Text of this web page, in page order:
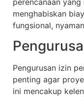
menghabiskan
fungsional,
Pengurusan izin
penting agar
ini mencakup